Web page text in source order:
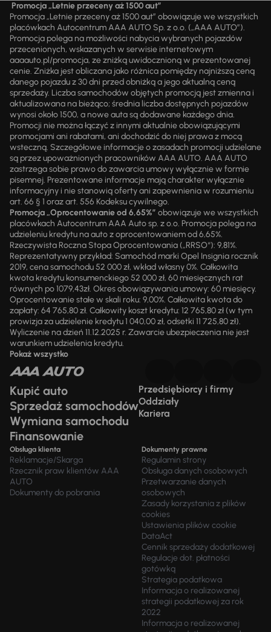
Promocja „Letnie przeceny aż 1500 aut”
Promocja „Letnie przeceny aż 1500 aut” obowiązuje we wszystkich
placówkach Autocentrum AAA AUTO Sp. z o.o. („AAA AUTO”).
Promocja polega na możliwości nabycia wybranych pojazdów
przecenionych, wskazanych w serwisie internetowym
aaaauto.pl/promocja, ze zniżką uwidocznioną w prezentowanej
cenie. Zniżka jest obliczana jako różnica pomiędzy najniższą ceną
danego pojazdu z 30 dni przed obniżką a jego aktualną ceną
sprzedaży. Liczba samochodów objętych promocją jest zmienna i
aktualizowana na bieżąco; średnia liczba dostępnych pojazdów
wynosi około 1500, a nowe auta są dodawane każdego dnia.
Promocji nie można łączyć z innymi aktualnie obowiązującymi
promocjami ani rabatami, ani dochodzić do niej prawa z mocą
wsteczną. Szczegółowe informacje o zasadach promocji udzielane
są przez upoważnionych pracowników AAA AUTO. AAA AUTO
zastrzega sobie prawo do zawarcia umowy wyłącznie w formie
pisemnej. Prezentowane informacje mają charakter wyłącznie
informacyjny i nie stanowią oferty ani zapewnienia w rozumieniu
art. 66 § 1 oraz art. 556 Kodeksu cywilnego.
Promocja „Oprocentowanie od 6,65%” obowiązuje we wszystkich
placówkach Autocentrum AAA Auto sp. z o.o. Promocja polega na
udzieleniu kredytu na auto z oprocentowaniem od 6,65%.
Rzeczywista Roczna Stopa Oprocentowania („RRSO“): 9,81%.
Reprezentatywny przykład: Samochód marki Opel Insignia rocznik
2019, cena samochodu 52 000 zł, wkład własny 0%. Całkowita
kwota kredytu konsumenckiego 52 000 zł, 60 miesięcznych rat
równych po 1079,43zł. Okres obowiązywania umowy: 60 miesięcy.
Oprocentowanie stałe w skali roku: 9,00%. Całkowita kwota do
zapłaty: 64 765,80 zł. Całkowity koszt kredytu: 12 765,80 zł (w tym
prowizja za udzielenie kredytu 1 040,00 zł, odsetki 11 725,80 zł).
Wyliczenie na dzień 11.12.2025 r. Zawarcie ubezpieczenia nie jest
warunkiem udzielenia kredytu.
Pokaż wszystko
Kupić auto
Sprzedaż samochodów
Wymiana samochodu
Finansowanie
Przedsiębiorcy i firmy
Oddziały
Kariera
Obsługa klienta
Reklamacje/Skarga
Rzecznik praw klientów AAA
AUTO
Dokumenty do pobrania
Dokumenty prawne
Regulamin strony
Obsługa danych osobowych
Przetwarzanie danych
osobowych
Zasady korzystania z plików
cookies
Ustawienia plików cookie
DataAct
Cennik sprzedaży dodatkowej
Regulacje dot. płatności
gotówką
Strategia podatkowa
Informacja o realizowanej
strategii podatkowej za rok
2022
Informacja o realizowanej